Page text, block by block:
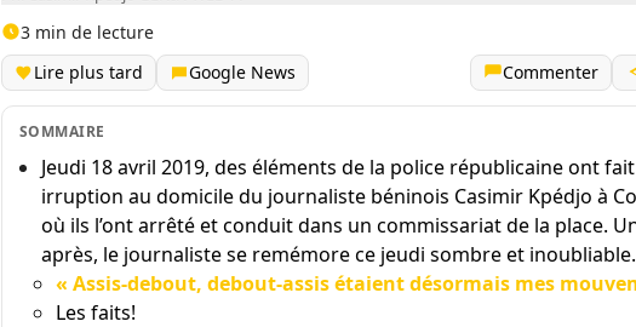
3 min de lecture
Lire plus tard
Google News Commenter
SOMMAIRE
Jeudi 18 avril 2019, des éléments de la police républicaine ont fait
irruption au domicile du journaliste béninois Casimir Kpédjo à
où ils l’ont arrêté et conduit dans un commissariat de la place.
après, le journaliste se remémore ce jeudi sombre et inoubliable.
« Assis-debout, debout-assis étaient désormais mes
Les faits!